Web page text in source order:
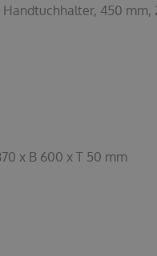
Handtuchhalter, 450 mm,
x B 600 x T 50 mm